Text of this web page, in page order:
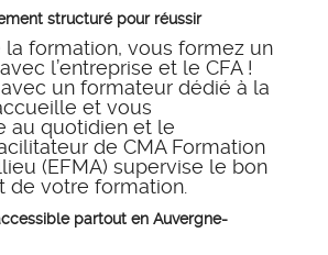
structuré pour réussir
la formation, vous formez un
l’entreprise et le CFA !
avec un formateur dédié à la
et vous
au quotidien et le
de CMA Formation
(EFMA) supervise le bon
de votre formation.
partout en Auvergne-